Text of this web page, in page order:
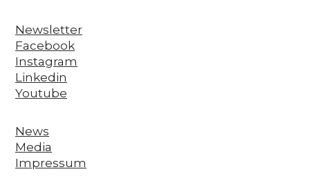
Newsletter
Facebook
Instagram
Linkedin
Youtube
News
Media
Impressum